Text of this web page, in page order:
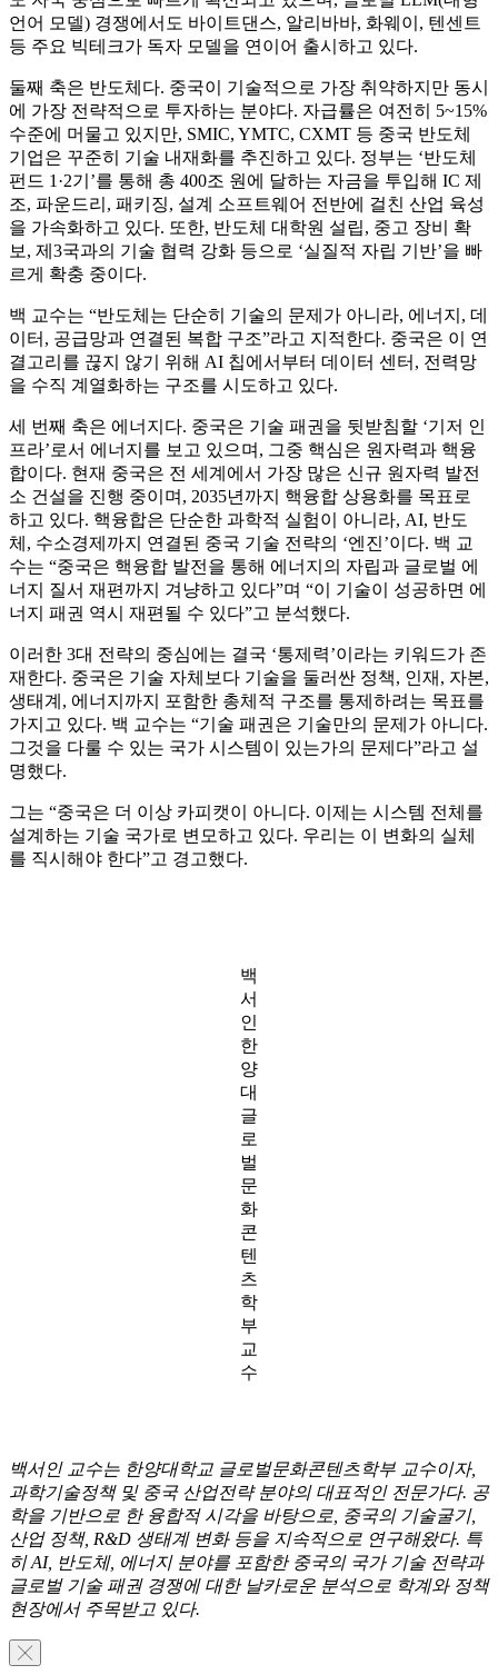
언어 모델) 경쟁에서도 바이트댄스, 알리바바, 화웨이, 텐센트
등 주요 빅테크가 독자 모델을 연이어 출시하고 있다.
둘째 축은 반도체다. 중국이 기술적으로 가장 취약하지만 동시
에 가장 전략적으로 투자하는 분야다. 자급률은 여전히 5~15%
수준에 머물고 있지만, SMIC, YMTC, CXMT 등 중국 반도체
기업은 꾸준히 기술 내재화를 추진하고 있다. 정부는 ‘반도체
펀드 1·2기’를 통해 총 400조 원에 달하는 자금을 투입해 IC 제
조, 파운드리, 패키징, 설계 소프트웨어 전반에 걸친 산업 육성
을 가속화하고 있다. 또한, 반도체 대학원 설립, 중고 장비 확
보, 제3국과의 기술 협력 강화 등으로 ‘실질적 자립 기반’을 빠
르게 확충 중이다.
백 교수는 “반도체는 단순히 기술의 문제가 아니라, 에너지, 데
이터, 공급망과 연결된 복합 구조”라고 지적한다. 중국은 이 연
결고리를 끊지 않기 위해 AI 칩에서부터 데이터 센터, 전력망
을 수직 계열화하는 구조를 시도하고 있다.
세 번째 축은 에너지다. 중국은 기술 패권을 뒷받침할 ‘기저 인
프라’로서 에너지를 보고 있으며, 그중 핵심은 원자력과 핵융
합이다. 현재 중국은 전 세계에서 가장 많은 신규 원자력 발전
소 건설을 진행 중이며, 2035년까지 핵융합 상용화를 목표로
하고 있다. 핵융합은 단순한 과학적 실험이 아니라, AI, 반도
체, 수소경제까지 연결된 중국 기술 전략의 ‘엔진’이다. 백 교
수는 “중국은 핵융합 발전을 통해 에너지의 자립과 글로벌 에
너지 질서 재편까지 겨냥하고 있다”며 “이 기술이 성공하면 에
너지 패권 역시 재편될 수 있다”고 분석했다.
이러한 3대 전략의 중심에는 결국 ‘통제력’이라는 키워드가 존
재한다. 중국은 기술 자체보다 기술을 둘러싼 정책, 인재, 자본,
생태계, 에너지까지 포함한 총체적 구조를 통제하려는 목표를
가지고 있다. 백 교수는 “기술 패권은 기술만의 문제가 아니다.
그것을 다룰 수 있는 국가 시스템이 있는가의 문제다”라고 설
명했다.
그는 “중국은 더 이상 카피캣이 아니다. 이제는 시스템 전체를
설계하는 기술 국가로 변모하고 있다. 우리는 이 변화의 실체
를 직시해야 한다”고 경고했다.
백
서
인
한
양
대
글
로
벌
문
화
콘
텐
츠
학
부
교
수
백서인 교수는 한양대학교 글로벌문화콘텐츠학부 교수이자,
과학기술정책 및 중국 산업전략 분야의 대표적인 전문가다. 공
학을 기반으로 한 융합적 시각을 바탕으로, 중국의 기술굴기,
산업 정책, R&D 생태계 변화 등을 지속적으로 연구해왔다. 특
히 AI, 반도체, 에너지 분야를 포함한 중국의 국가 기술 전략과
글로벌 기술 패권 경쟁에 대한 날카로운 분석으로 학계와 정책
현장에서 주목받고 있다.
╳